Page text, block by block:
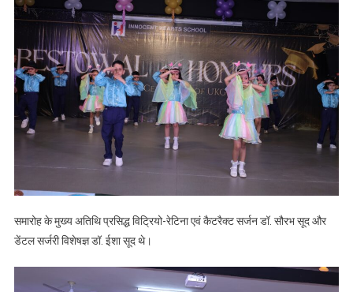
समारोह के मुख्य अतिथि प्रसिद्ध विट्रियो-रेटिना एवं कैटरैक्ट सर्जन डॉ. सौरभ सूद और
डेंटल सर्जरी विशेषज्ञ डॉ. ईशा सूद थे।